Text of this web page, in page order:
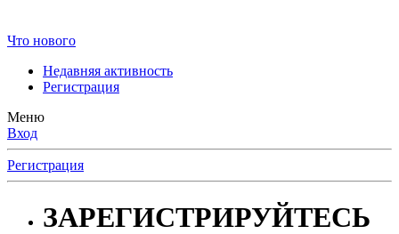
Что нового
Недавняя активность
Регистрация
Меню
Вход
Регистрация
ЗАРЕГИСТРИРУЙТЕСЬ